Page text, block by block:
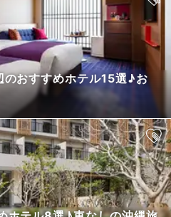
おすすめホテル15選♪お